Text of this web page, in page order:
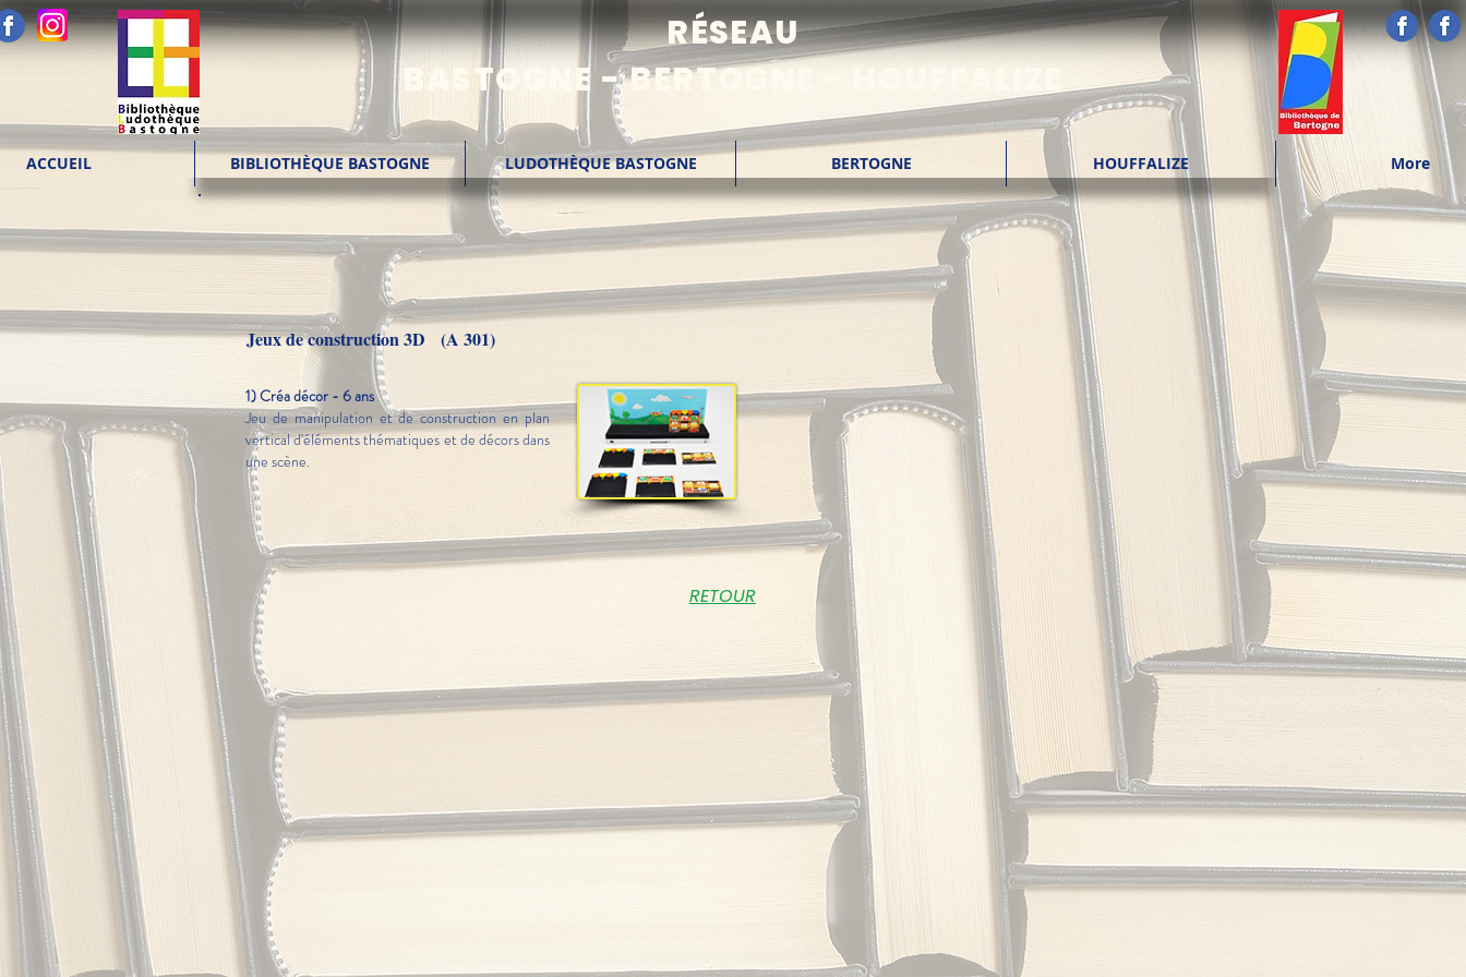
RÉSEAU
BASTOGNE - BERTOGNE - HOUFFALIZE
ACCUEIL BIBLIOTHÈQUE BASTOGNE LUDOTHÈQUE BASTOGNE BERTOGNE HOUFFALIZE More
Jeux de construction 3D (A 301)
1) Créa décor - 6 ans
Jeu de manipulation et de construction en plan
vertical d'éléments thématiques et de décors dans
une scène.
RETOUR